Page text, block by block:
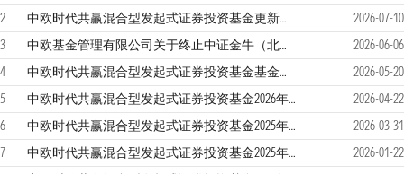
2
中欧时代共赢混合型发起式证券投资基金更新招募说明书（2026年7月）
2026-07-10
3
中欧基金管理有限公司关于终止中证金牛（北京）基金销售有限公司办理本公司旗下基金销售业务的公告
2026-06-06
4
中欧时代共赢混合型发起式证券投资基金基金产品资料概要更新
2026-05-20
5
中欧时代共赢混合型发起式证券投资基金2026年第1季度报告
2026-04-22
6
中欧时代共赢混合型发起式证券投资基金2025年年度报告
2026-03-31
7
中欧时代共赢混合型发起式证券投资基金2025年第4季度报告
2026-01-22